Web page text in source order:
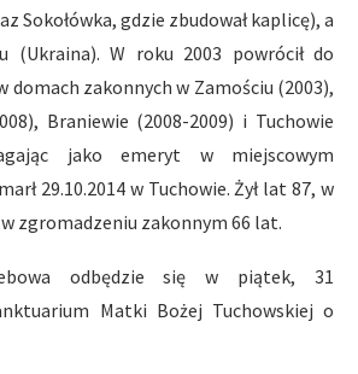
Sokołówka, gdzie zbudował kaplicę), a
(Ukraina). W roku 2003 powrócił do
domach zakonnych w Zamościu (2003),
Braniewie (2008-2009) i Tuchowie
jako emeryt w miejscowym
29.10.2014 w Tuchowie. Żył lat 87, w
zgromadzeniu zakonnym 66 lat.
odbędzie się w piątek, 31
Matki Bożej Tuchowskiej o